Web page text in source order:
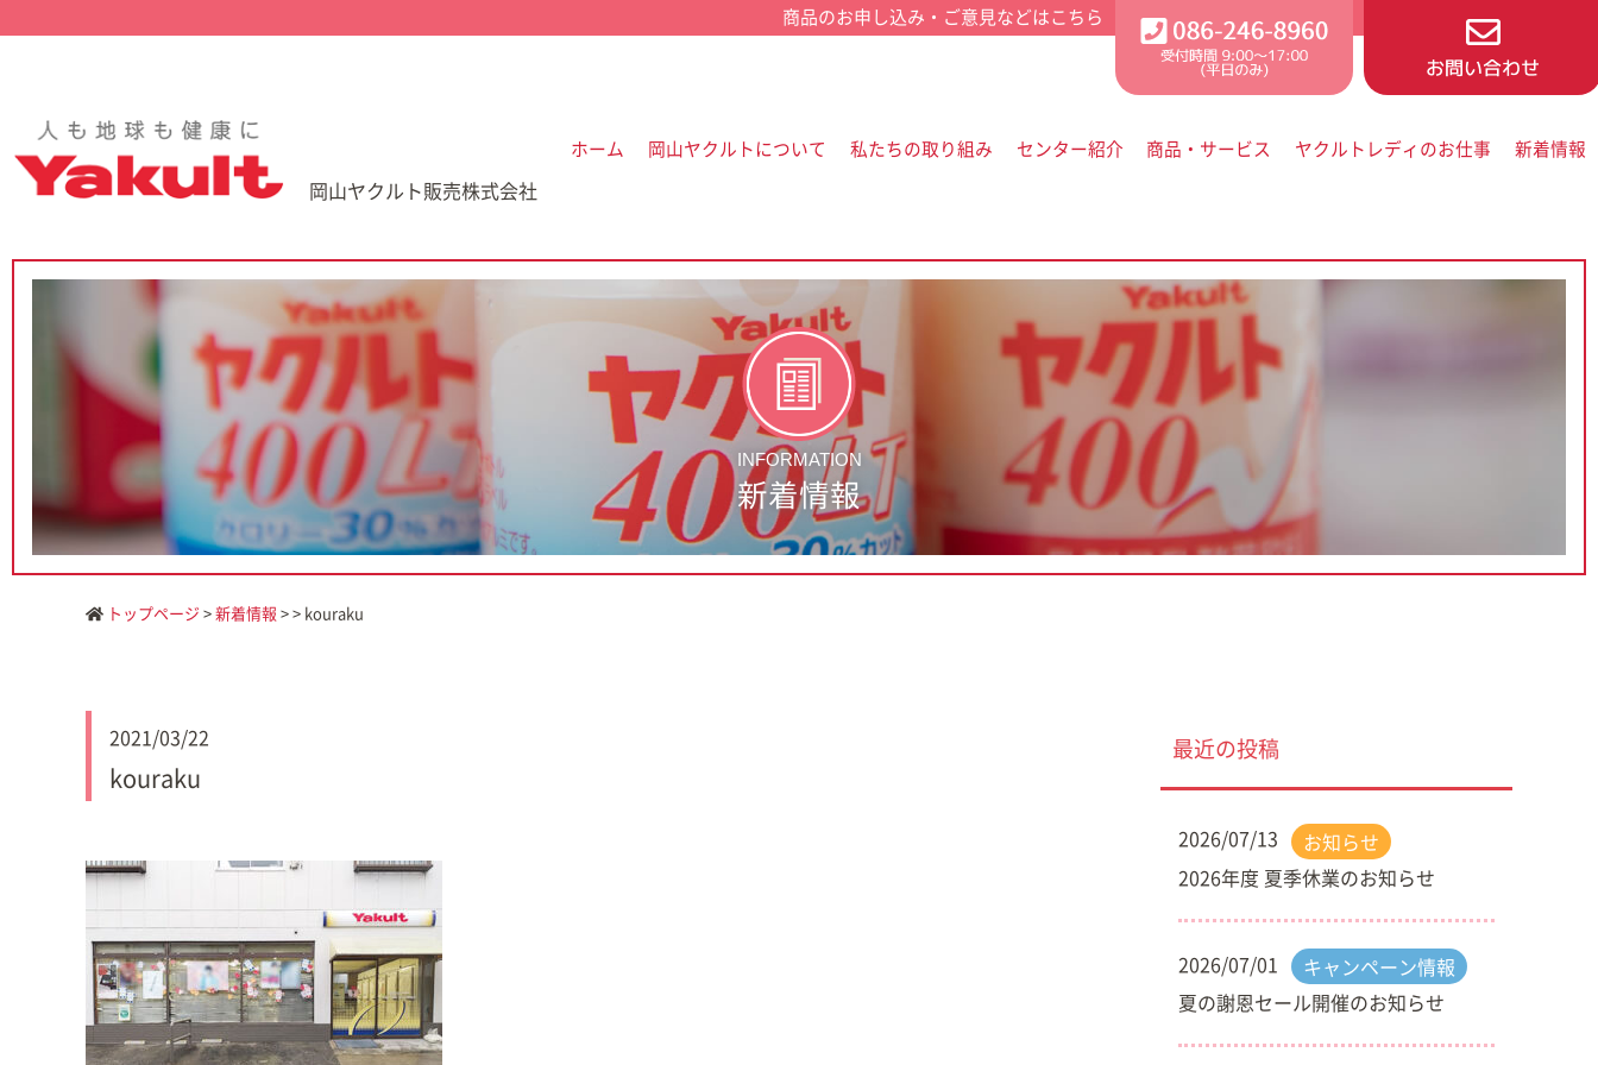
岡山ヤクルト販売株式会社
ホーム 岡山ヤクルトについて 私たちの取り組み センター紹介 商品・サービス ヤクルトレディのお仕事 新着情報
INFORMATION
新着情報
トップページ >新着情報 > > kouraku
2021/03/22
kouraku
最近の投稿
2026/07/13
お知らせ
2026年度 夏季休業のお知らせ
2026/07/01
キャンペーン情報
夏の謝恩セール開催のお知らせ